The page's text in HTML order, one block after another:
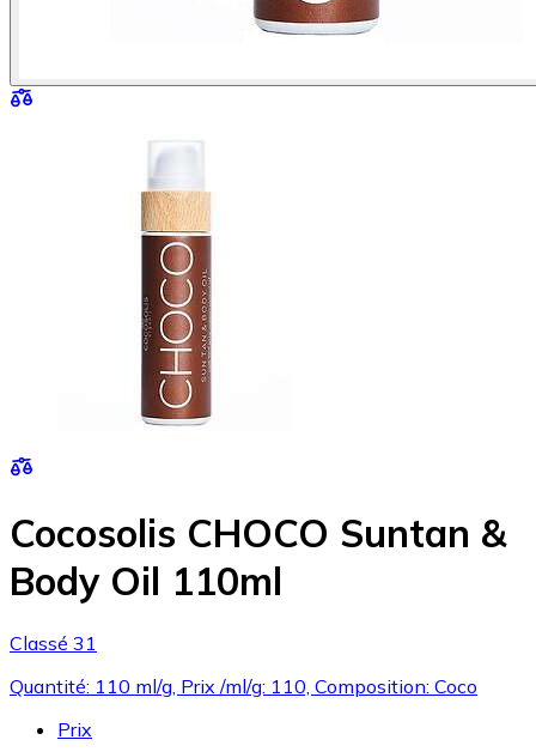
Cocosolis CHOCO Suntan &
Body Oil 110ml
Classé 31
Quantité: 110 ml/g, Prix /ml/g: 110, Composition: Coco
Prix